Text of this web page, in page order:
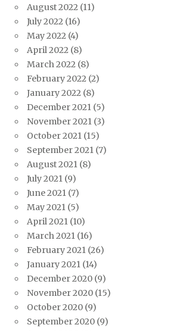
August 2022 (11)
July 2022 (16)
May 2022 (4)
April 2022 (8)
March 2022 (8)
February 2022 (2)
January 2022 (8)
December 2021 (5)
November 2021 (3)
October 2021 (15)
September 2021 (7)
August 2021 (8)
July 2021 (9)
June 2021 (7)
May 2021 (5)
April 2021 (10)
March 2021 (16)
February 2021 (26)
January 2021 (14)
December 2020 (9)
November 2020 (15)
October 2020 (9)
September 2020 (9)